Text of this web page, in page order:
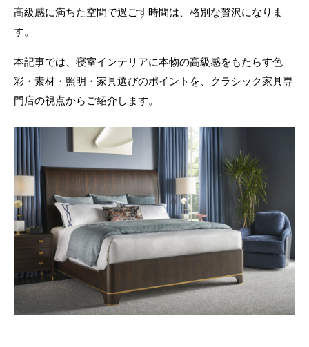
高級感に満ちた空間で過ごす時間は、格別な贅沢になりま
す。
本記事では、寝室インテリアに本物の高級感をもたらす色
彩・素材・照明・家具選びのポイントを、クラシック家具専
門店の視点からご紹介します。